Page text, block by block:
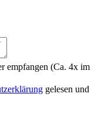
empfangen (Ca. 4x im
gelesen und